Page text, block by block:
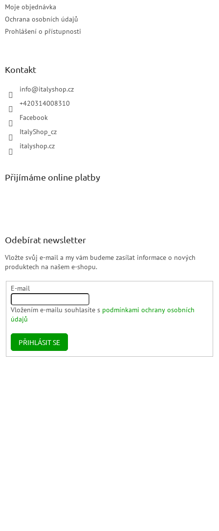
Moje objednávka
Ochrana osobních údajů
Prohlášení o přístupnosti
Kontakt
info@italyshop.cz
+420314008310
Facebook
ItalyShop_cz
italyshop.cz
Přijímáme online platby
Odebírat newsletter
Vložte svůj e-mail a my vám budeme zasílat informace o nových
produktech na našem e-shopu.
E-mail
Vložením e-mailu souhlasíte s podmínkami ochrany osobních
údajů
PŘIHLÁSIT SE